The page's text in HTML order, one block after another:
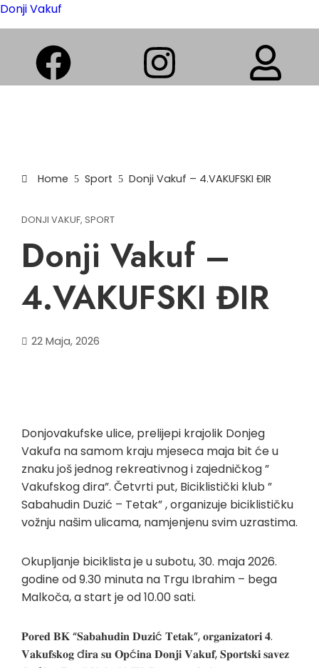
Donji Vakuf
Home Sport Donji Vakuf – 4.VAKUFSKI ĐIR
DONJI VAKUF, SPORT
Donji Vakuf –
4.VAKUFSKI ĐIR
22 Maja, 2026
Donjovakufske ulice, prelijepi krajolik Donjeg
Vakufa na samom kraju mjeseca maja bit će u
znaku još jednog rekreativnog i zajedničkog ”
Vakufskog đira”. Četvrti put, Biciklistički klub ”
Sabahudin Duzić – Tetak” , organizuje biciklističku
vožnju našim ulicama, namjenjenu svim uzrastima.
Okupljanje biciklista je u subotu, 30. maja 2026.
godine od 9.30 minuta na Trgu Ibrahim – bega
Malkoča, a start je od 10.00 sati.
𝐏𝐨𝐫𝐞𝐝 𝐁𝐊 “𝐒𝐚𝐛𝐚𝐡𝐮𝐝𝐢𝐧 𝐃𝐮𝐳𝐢ć 𝐓𝐞𝐭𝐚𝐤”, 𝐨𝐫𝐠𝐚𝐧𝐢𝐳𝐚𝐭𝐨𝐫𝐢 𝟒.
𝐕𝐚𝐤𝐮𝐟𝐬𝐤𝐨𝐠 đ𝐢𝐫𝐚 𝐬𝐮 𝐎𝐩ć𝐢𝐧𝐚 𝐃𝐨𝐧𝐣𝐢 𝐕𝐚𝐤𝐮𝐟, 𝐒𝐩𝐨𝐫𝐭𝐬𝐤𝐢 𝐬𝐚𝐯𝐞𝐳